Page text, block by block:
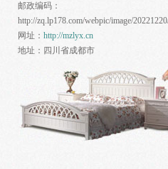
邮政编码：
http://zq.lp178.com/webpic/image/
网址： http://mzlyx.cn
地址： 四川省成都市